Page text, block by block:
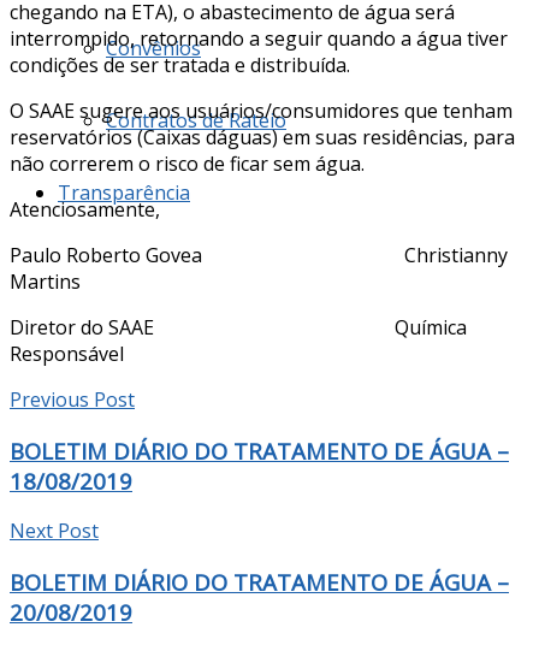
Convênios
Contratos de Rateio
Transparência
chegando na ETA), o abastecimento de água será
interrompido, retornando a seguir quando a água tiver
condições de ser tratada e distribuída.
O SAAE sugere aos usuários/consumidores que tenham
reservatórios (Caixas dáguas) em suas residências, para
não correrem o risco de ficar sem água.
Atenciosamente,
Paulo Roberto Govea Christianny
Martins
Diretor do SAAE Química
Responsável
Previous Post
BOLETIM DIÁRIO DO TRATAMENTO DE ÁGUA –
18/08/2019
Next Post
BOLETIM DIÁRIO DO TRATAMENTO DE ÁGUA –
20/08/2019